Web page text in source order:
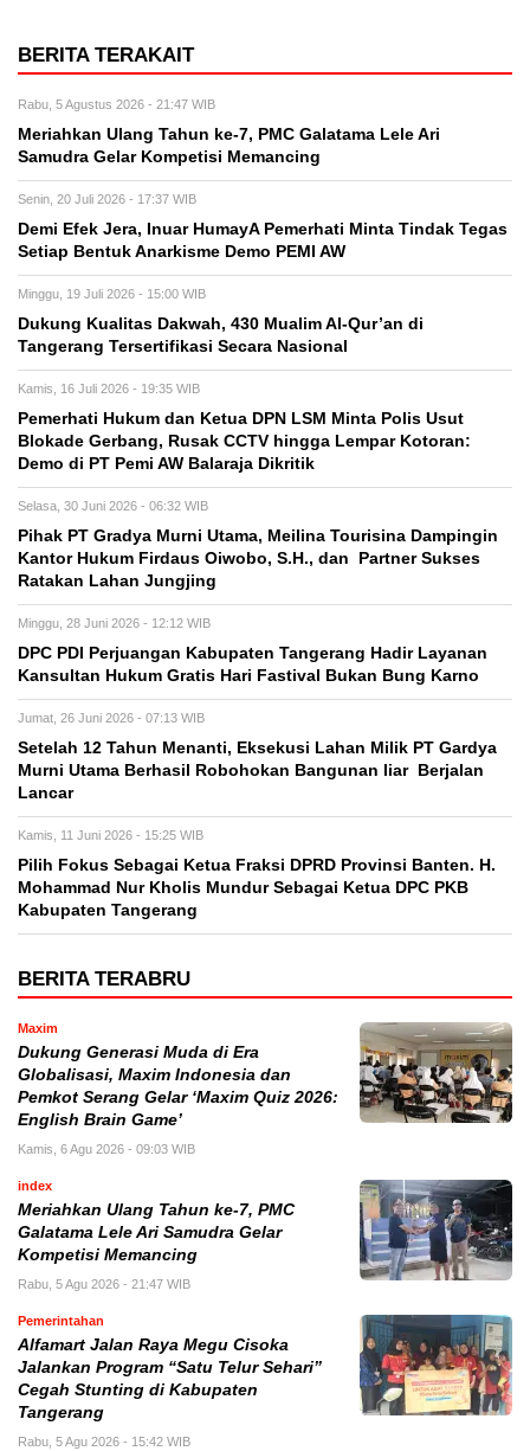
BERITA TERAKAIT
Rabu, 5 Agustus 2026 - 21:47 WIB
Meriahkan Ulang Tahun ke-7, PMC Galatama Lele Ari
Samudra Gelar Kompetisi Memancing
Senin, 20 Juli 2026 - 17:37 WIB
Demi Efek Jera, Inuar HumayA Pemerhati Minta Tindak Tegas
Setiap Bentuk Anarkisme Demo PEMI AW
Minggu, 19 Juli 2026 - 15:00 WIB
Dukung Kualitas Dakwah, 430 Mualim Al-Qur’an di
Tangerang Tersertifikasi Secara Nasional
Kamis, 16 Juli 2026 - 19:35 WIB
Pemerhati Hukum dan Ketua DPN LSM Minta Polis Usut
Blokade Gerbang, Rusak CCTV hingga Lempar Kotoran:
Demo di PT Pemi AW Balaraja Dikritik
Selasa, 30 Juni 2026 - 06:32 WIB
Pihak PT Gradya Murni Utama, Meilina Tourisina Dampingin
Kantor Hukum Firdaus Oiwobo, S.H., dan Partner Sukses
Ratakan Lahan Jungjing
Minggu, 28 Juni 2026 - 12:12 WIB
DPC PDI Perjuangan Kabupaten Tangerang Hadir Layanan
Kansultan Hukum Gratis Hari Fastival Bukan Bung Karno
Jumat, 26 Juni 2026 - 07:13 WIB
Setelah 12 Tahun Menanti, Eksekusi Lahan Milik PT Gardya
Murni Utama Berhasil Robohokan Bangunan liar Berjalan
Lancar
Kamis, 11 Juni 2026 - 15:25 WIB
Pilih Fokus Sebagai Ketua Fraksi DPRD Provinsi Banten. H.
Mohammad Nur Kholis Mundur Sebagai Ketua DPC PKB
Kabupaten Tangerang
BERITA TERABRU
Maxim
Dukung Generasi Muda di Era
Globalisasi, Maxim Indonesia dan
Pemkot Serang Gelar ‘Maxim Quiz 2026:
English Brain Game’
Kamis, 6 Agu 2026 - 09:03 WIB
index
Meriahkan Ulang Tahun ke-7, PMC
Galatama Lele Ari Samudra Gelar
Kompetisi Memancing
Rabu, 5 Agu 2026 - 21:47 WIB
Pemerintahan
Alfamart Jalan Raya Megu Cisoka
Jalankan Program “Satu Telur Sehari”
Cegah Stunting di Kabupaten
Tangerang
Rabu, 5 Agu 2026 - 15:42 WIB